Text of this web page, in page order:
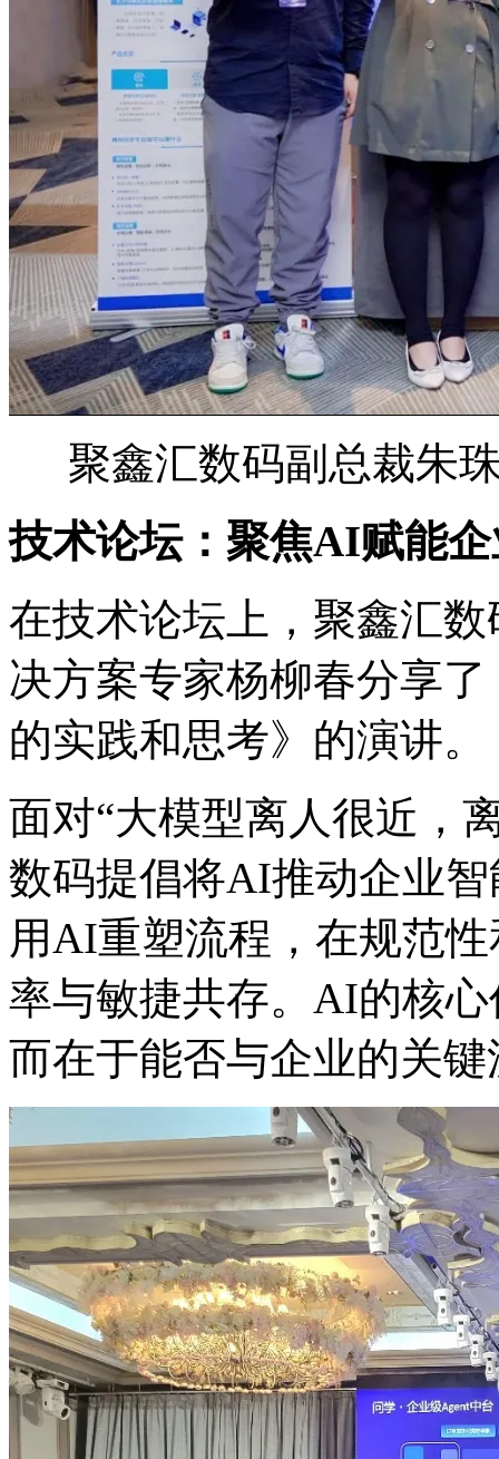
聚鑫汇数码副总裁朱
技术论坛：聚焦AI赋能
在技术论坛上，聚鑫
决方案专家杨柳春分享
的实践和思考》的演讲。
面对“大模型离人很近，
数码提倡将AI推动企业
用AI重塑流程，在规范
率与敏捷共存。AI的核心
而在于能否与企业的关